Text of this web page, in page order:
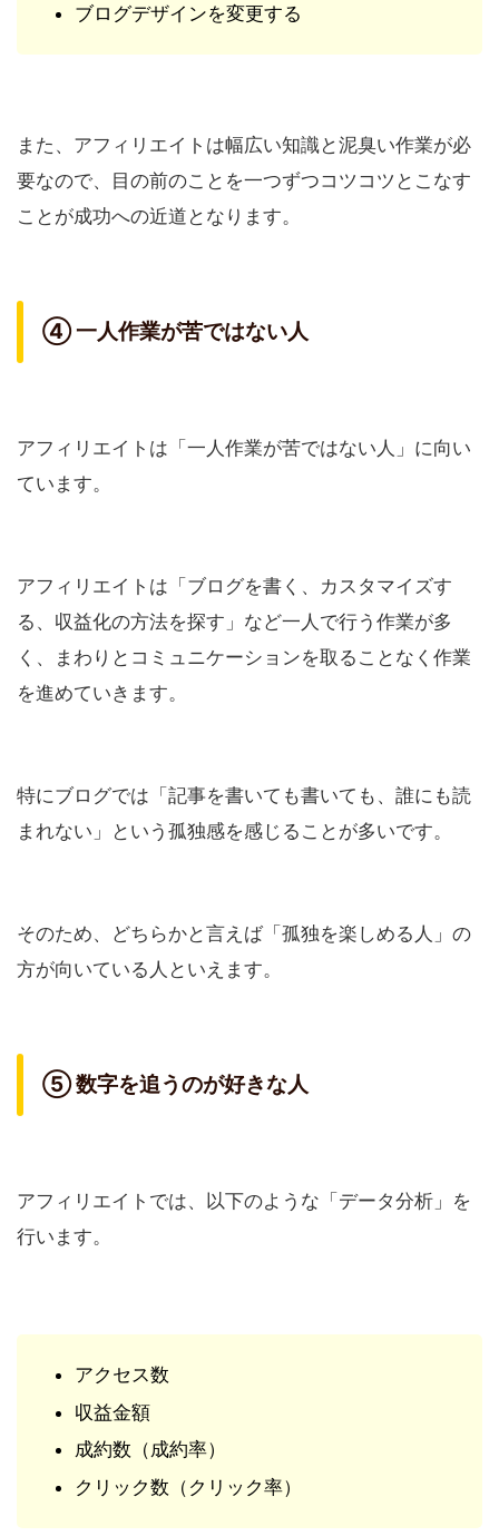
ブログデザインを変更する
また、アフィリエイトは幅広い知識と泥臭い作業が必
要なので、目の前のことを一つずつコツコツとこなす
ことが成功への近道となります。
④ 一人作業が苦ではない人
アフィリエイトは「一人作業が苦ではない人」に向い
ています。
アフィリエイトは「ブログを書く、カスタマイズす
る、収益化の方法を探す」など一人で行う作業が多
く、まわりとコミュニケーションを取ることなく作業
を進めていきます。
特にブログでは「記事を書いても書いても、誰にも読
まれない」という孤独感を感じることが多いです。
そのため、どちらかと言えば「孤独を楽しめる人」の
方が向いている人といえます。
⑤ 数字を追うのが好きな人
アフィリエイトでは、以下のような「データ分析」を
行います。
アクセス数
収益金額
成約数（成約率）
クリック数（クリック率）